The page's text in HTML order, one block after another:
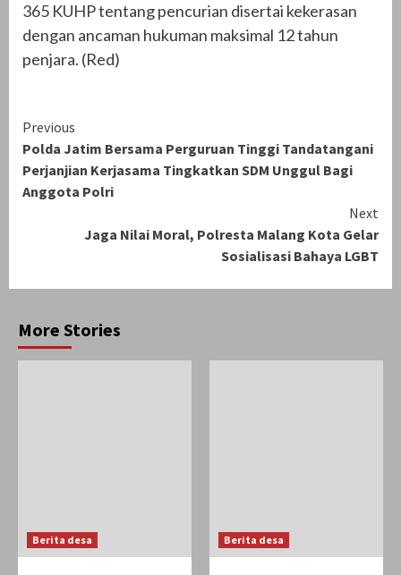
365 KUHP tentang pencurian disertai kekerasan
dengan ancaman hukuman maksimal 12 tahun
penjara. (Red)
Continue
Reading
Previous
Polda Jatim Bersama Perguruan Tinggi Tandatangani
Perjanjian Kerjasama Tingkatkan SDM Unggul Bagi
Anggota Polri
Next
Jaga Nilai Moral, Polresta Malang Kota Gelar
Sosialisasi Bahaya LGBT
More Stories
Berita desa Berita desa